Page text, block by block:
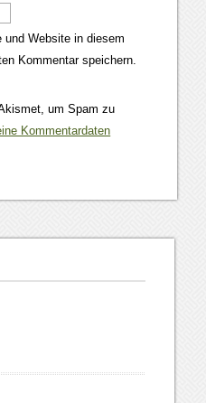
und Website in diesem
Kommentar speichern.
um Spam zu
Kommentardaten